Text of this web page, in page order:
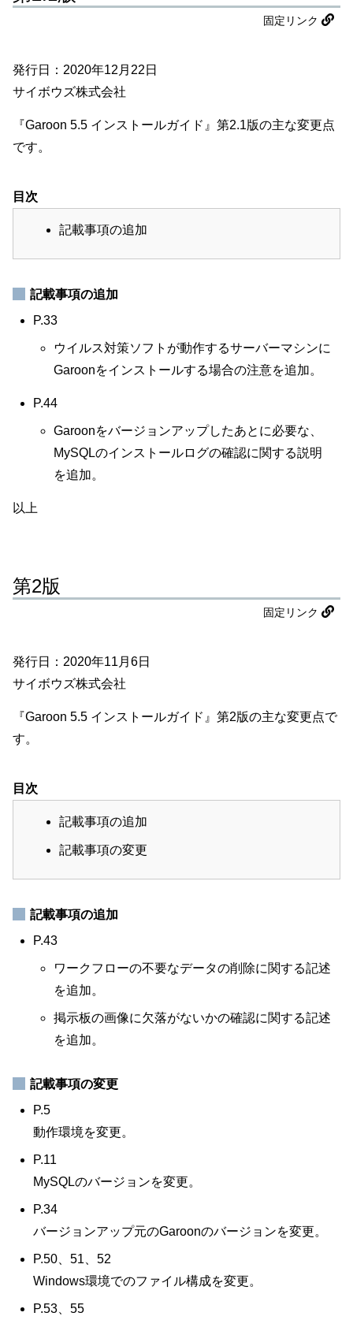
固定リンク
発行日：2020年12月22日
サイボウズ株式会社
『Garoon 5.5 インストールガイド』第2.1版の主な変更点
です。
目次
記載事項の追加
記載事項の追加
P.33
ウイルス対策ソフトが動作するサーバーマシンに
Garoonをインストールする場合の注意を追加。
P.44
Garoonをバージョンアップしたあとに必要な、
MySQLのインストールログの確認に関する説明
を追加。
以上
第2版
固定リンク
発行日：2020年11月6日
サイボウズ株式会社
『Garoon 5.5 インストールガイド』第2版の主な変更点で
す。
目次
記載事項の追加
記載事項の変更
記載事項の追加
P.43
ワークフローの不要なデータの削除に関する記述
を追加。
掲示板の画像に欠落がないかの確認に関する記述
を追加。
記載事項の変更
P.5
動作環境を変更。
P.11
MySQLのバージョンを変更。
P.34
バージョンアップ元のGaroonのバージョンを変更。
P.50、51、52
Windows環境でのファイル構成を変更。
P.53、55